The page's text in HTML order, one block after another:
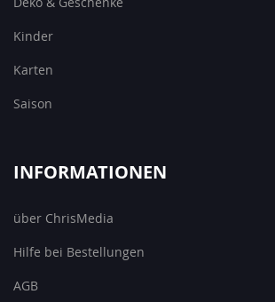
Kinder
Karten
Saison
INFORMATIONEN
über ChrisMedia
Hilfe bei Bestellungen
AGB